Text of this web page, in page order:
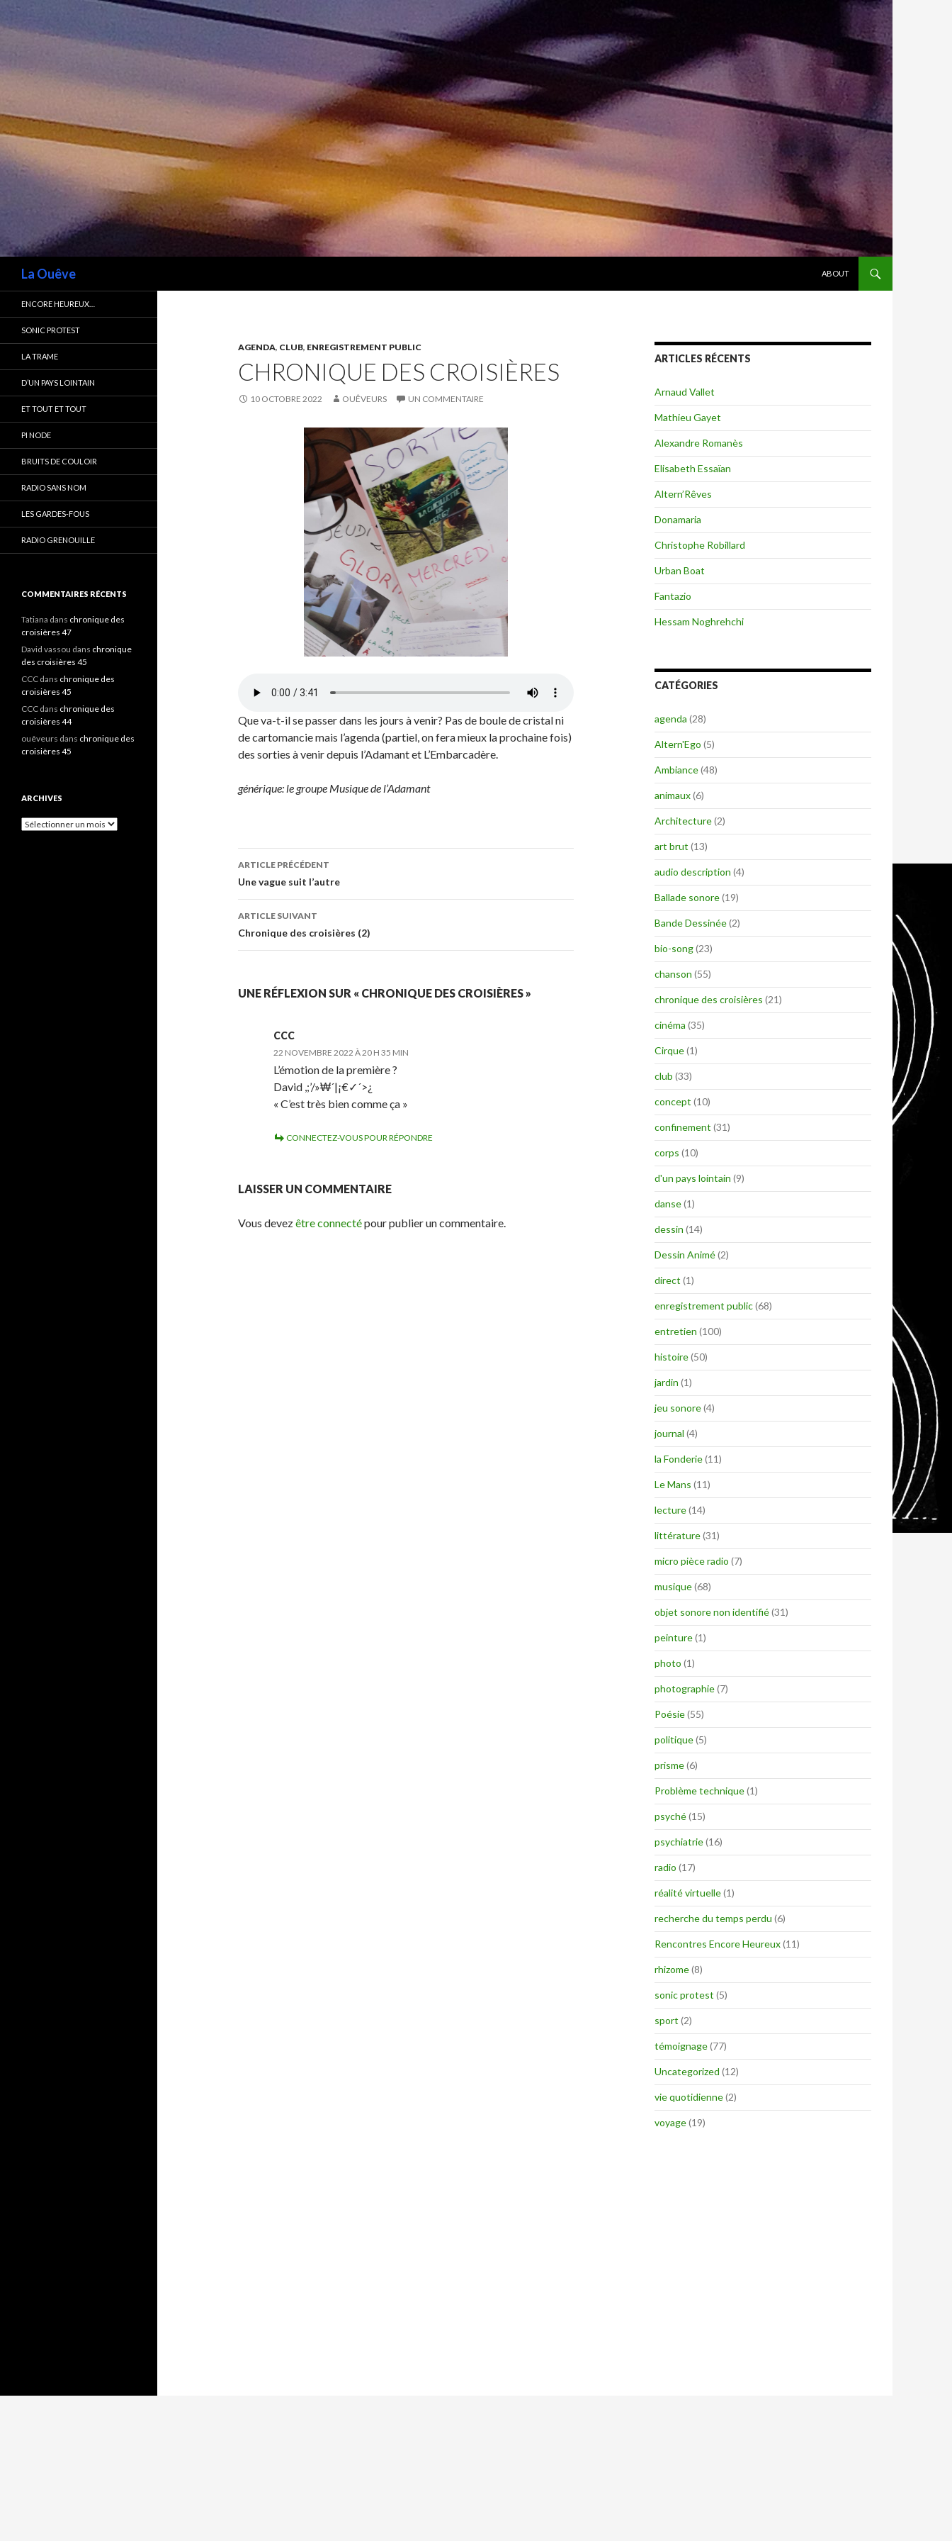
La Ouêve
ABOUT
AGENDA, CLUB, ENREGISTREMENT PUBLIC
CHRONIQUE DES CROISIÈRES
10 OCTOBRE 2022 OUÊVEURS UN COMMENTAIRE
Que va-t-il se passer dans les jours à venir? Pas de boule de cristal ni
de cartomancie mais l’agenda (partiel, on fera mieux la prochaine fois)
des sorties à venir depuis l’Adamant et L’Embarcadère.
générique: le groupe Musique de l’Adamant
Navigation
des
articles
ARTICLE PRÉCÉDENT
Une vague suit l’autre
ARTICLE SUIVANT
Chronique des croisières (2)
UNE RÉFLEXION SUR « CHRONIQUE DES CROISIÈRES »
CCC
22 NOVEMBRE 2022 À 20 H 35 MIN
L’émotion de la première ?
David ,;’/»₩´|¡€✓´>¿
« C’est très bien comme ça »
CONNECTEZ-VOUS POUR RÉPONDRE
LAISSER UN COMMENTAIRE
Vous devezêtre connectépour publier un commentaire.
ARTICLES RÉCENTS
Arnaud Vallet
Mathieu Gayet
Alexandre Romanès
Elisabeth Essaïan
Altern’Rêves
Donamaria
Christophe Robillard
Urban Boat
Fantazio
Hessam Noghrehchi
CATÉGORIES
agenda (28)
Altern'Ego (5)
Ambiance(48)
animaux(6)
Architecture(2)
art brut (13)
audio description (4)
Ballade sonore(19)
Bande Dessinée(2)
bio-song(23)
chanson (55)
chronique des croisières (21)
cinéma (35)
Cirque(1)
club (33)
concept (10)
confinement (31)
corps (10)
d'un pays lointain (9)
danse(1)
dessin (14)
Dessin Animé(2)
direct (1)
enregistrement public(68)
entretien (100)
histoire(50)
jardin (1)
jeu sonore(4)
journal (4)
la Fonderie(11)
Le Mans (11)
lecture(14)
littérature(31)
micro pièce radio (7)
musique(68)
objet sonore non identifié(31)
peinture(1)
photo (1)
photographie(7)
Poésie(55)
politique(5)
prisme(6)
Problème technique(1)
psyché(15)
psychiatrie(16)
radio (17)
réalité virtuelle(1)
recherche du temps perdu (6)
Rencontres Encore Heureux(11)
rhizome(8)
sonic protest (5)
sport (2)
témoignage(77)
Uncategorized (12)
vie quotidienne(2)
voyage(19)
ENCORE HEUREUX…
SONIC PROTEST
LA TRAME
D’UN PAYS LOINTAIN
ET TOUT ET TOUT
PI NODE
BRUITS DE COULOIR
RADIO SANS NOM
LES GARDES-FOUS
RADIO GRENOUILLE
COMMENTAIRES RÉCENTS
Tatiana dans chronique des
croisières 47
David vassou dans chronique
des croisières 45
CCC dans chronique des
croisières 45
CCC dans chronique des
croisières 44
ouêveurs dans chronique des
croisières 45
ARCHIVES
A